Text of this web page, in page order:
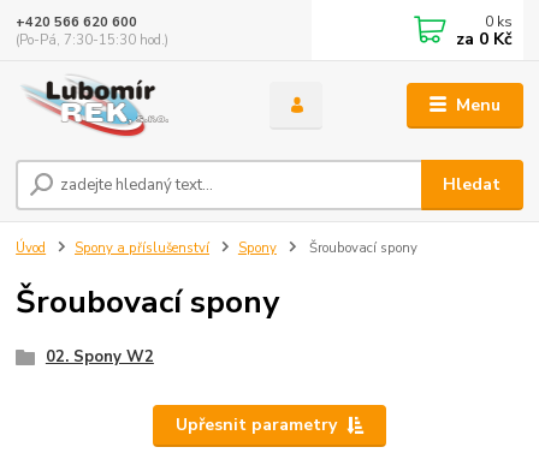
Menu
Hledat
+420 566 620 600
(Po-Pá, 7:30-15:30 hod.)
0 ks
za 0 Kč
Úvod Spony a příslušenství Spony Šroubovací spony
Šroubovací spony
02. Spony W2
Upřesnit parametry